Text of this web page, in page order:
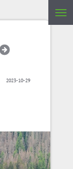
2023-10-29